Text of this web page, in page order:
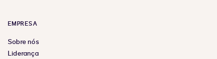
EMPRESA
Sobre nós
Liderança